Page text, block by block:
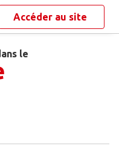
Accéder au site
le